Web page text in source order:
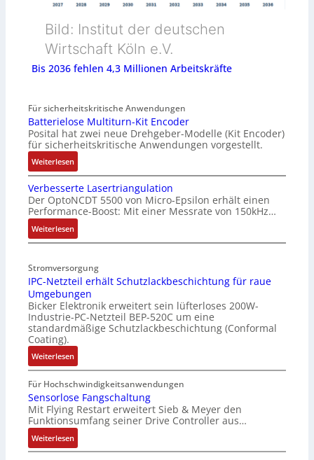
Bild: Institut der deutschen
Wirtschaft Köln e.V.
Bis 2036 fehlen 4,3 Millionen Arbeitskräfte
Für sicherheitskritische Anwendungen
Batterielose Multiturn-Kit Encoder
Posital hat zwei neue Drehgeber-Modelle (Kit Encoder)
für sicherheitskritische Anwendungen vorgestellt.
Weiterlesen:
B
a
t
t
e
r
e
l
o
s
e
M
u
l
t
i
t
u
r
n
-
Verbesserte Lasertriangulation
Der OptoNCDT 5500 von Micro-Epsilon erhält einen
Performance-Boost: Mit einer Messrate von 150kHz…
Weiterlesen:
V
r
b
e
s
s
e
r
t
e
L
a
e
r
t
Stromversorgung
IPC-Netzteil erhält Schutzlackbeschichtung für raue
Umgebungen
Bicker Elektronik erweitert sein lüfterloses 200W-
Industrie-PC-Netzteil BEP-520C um eine
standardmäßige Schutzlackbeschichtung (Conformal
Coating).
Weiterlesen:
I
P
C
N
t
Für Hochschwindigkeitsanwendungen
Sensorlose Fangschaltung
Mit Flying Restart erweitert Sieb & Meyer den
Funktionsumfang seiner Drive Controller aus…
Weiterlesen:
S